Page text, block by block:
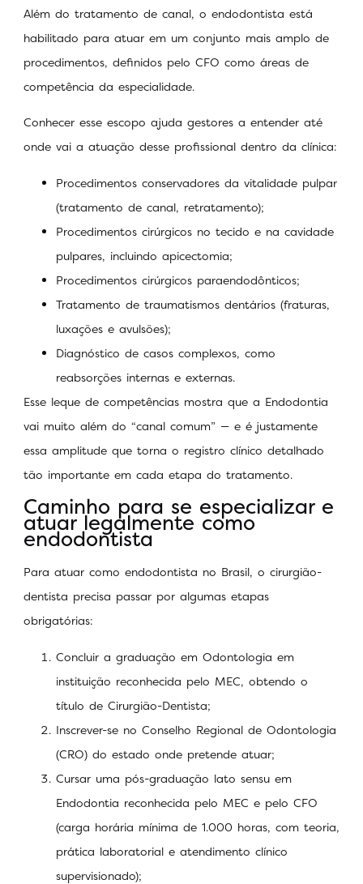
Além do tratamento de canal, o endodontista está
habilitado para atuar em um conjunto mais amplo de
procedimentos, definidos pelo CFO como áreas de
competência da especialidade.
Conhecer esse escopo ajuda gestores a entender até
onde vai a atuação desse profissional dentro da clínica:
Procedimentos conservadores da vitalidade pulpar
(tratamento de canal, retratamento);
Procedimentos cirúrgicos no tecido e na cavidade
pulpares, incluindo apicectomia;
Procedimentos cirúrgicos paraendodônticos;
Tratamento de traumatismos dentários (fraturas,
luxações e avulsões);
Diagnóstico de casos complexos, como
reabsorções internas e externas.
Esse leque de competências mostra que a Endodontia
vai muito além do “canal comum” — e é justamente
essa amplitude que torna o registro clínico detalhado
tão importante em cada etapa do tratamento.
Caminho para se especializar e
atuar legalmente como
endodontista
Para atuar como endodontista no Brasil, o cirurgião-
dentista precisa passar por algumas etapas
obrigatórias:
Concluir a graduação em Odontologia em
instituição reconhecida pelo MEC, obtendo o
título de Cirurgião-Dentista;
Inscrever-se no Conselho Regional de Odontologia
(CRO) do estado onde pretende atuar;
Cursar uma pós-graduação lato sensu em
Endodontia reconhecida pelo MEC e pelo CFO
(carga horária mínima de 1.000 horas, com teoria,
prática laboratorial e atendimento clínico
supervisionado);